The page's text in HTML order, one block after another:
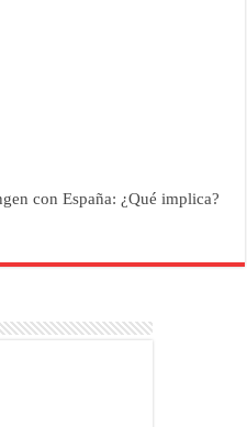
con España: ¿Qué implica?